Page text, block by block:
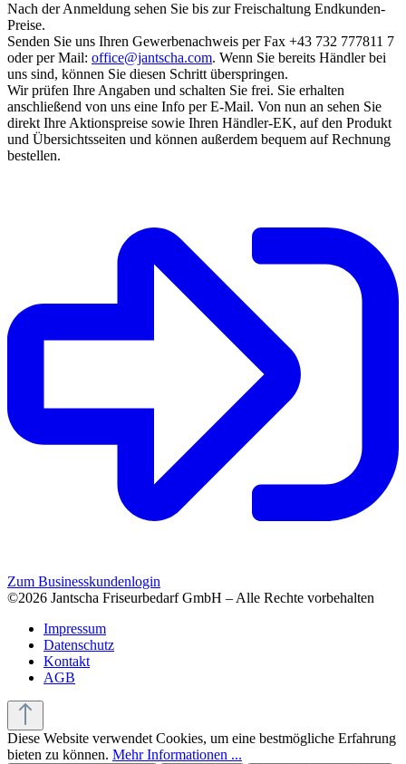
Nach der Anmeldung sehen Sie bis zur Freischaltung Endkunden-
Preise.
Senden Sie uns Ihren Gewerbenachweis per Fax +43 732 777811 7
oder per Mail: office@jantscha.com. Wenn Sie bereits Händler bei
uns sind, können Sie diesen Schritt überspringen.
Wir prüfen Ihre Angaben und schalten Sie frei. Sie erhalten
anschließend von uns eine Info per E-Mail. Von nun an sehen Sie
direkt Ihre Aktionspreise sowie Ihren Händler-EK, auf den Produkt
und Übersichtsseiten und können außerdem bequem auf Rechnung
bestellen.
Zum Businesskundenlogin
©2026 Jantscha Friseurbedarf GmbH – Alle Rechte vorbehalten
Impressum
Datenschutz
Kontakt
AGB
Diese Website verwendet Cookies, um eine bestmögliche Erfahrung
bieten zu können. Mehr Informationen ...